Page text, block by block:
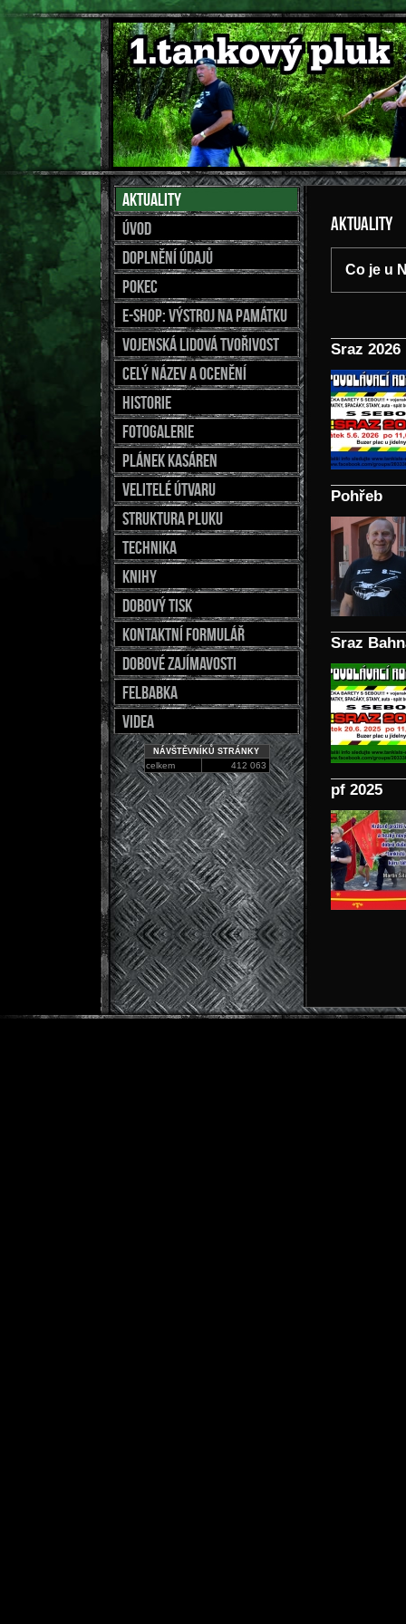
Aktuality
Co je u
Sraz 2026
Pohřeb
Sraz
pf 2025
Aktuality
Úvod
Doplnění údajů
Pokec
E-shop: výstroj na památku
Vojenská lidová tvořivost
Celý název a ocenění
Historie
fotogalerie
Plánek kasáren
Velitelé útvaru
Struktura pluku
Technika
Knihy
Dobový tisk
Kontaktní formulář
Dobové zajímavosti
Felbabka
Videa
NÁVŠTĚVNÍKŮ STRÁNKY
celkem 412 063